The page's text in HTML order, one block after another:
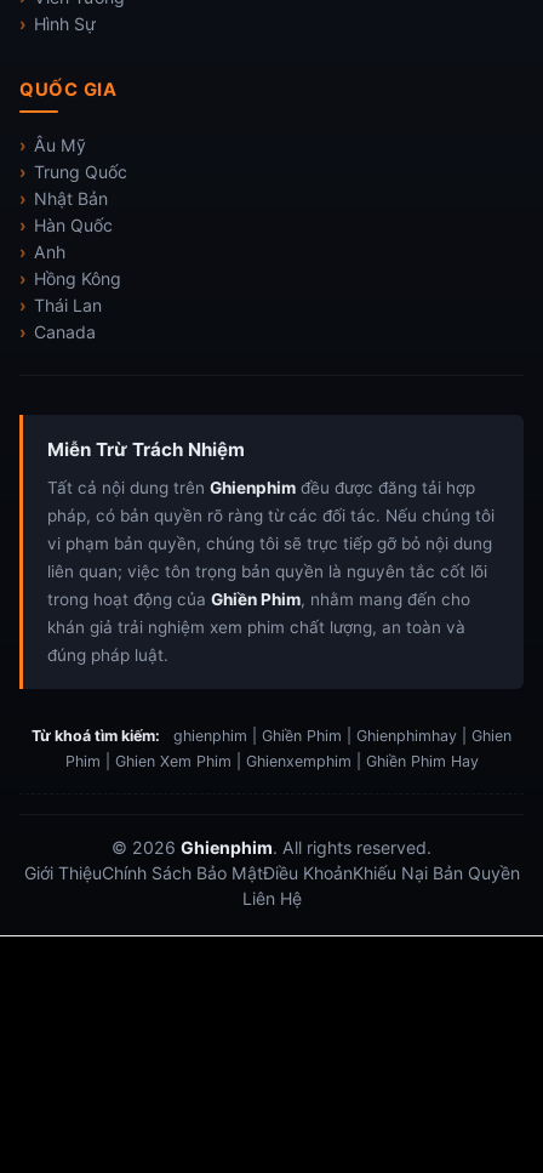
Hình Sự
QUỐC GIA
Âu Mỹ
Trung Quốc
Nhật Bản
Hàn Quốc
Anh
Hồng Kông
Thái Lan
Canada
Miễn Trừ Trách Nhiệm
Tất cả nội dung trên Ghienphim đều được đăng tải hợp
pháp, có bản quyền rõ ràng từ các đối tác. Nếu chúng tôi
vi phạm bản quyền, chúng tôi sẽ trực tiếp gỡ bỏ nội dung
liên quan; việc tôn trọng bản quyền là nguyên tắc cốt lõi
trong hoạt động của Ghiền Phim, nhằm mang đến cho
khán giả trải nghiệm xem phim chất lượng, an toàn và
đúng pháp luật.
Từ khoá tìm kiếm:
ghienphim | Ghiền Phim | Ghienphimhay | Ghien
Phim | Ghien Xem Phim | Ghienxemphim | Ghiền Phim Hay
© 2026 Ghienphim. All rights reserved.
Giới ThiệuChính Sách Bảo MậtĐiều KhoảnKhiếu Nại Bản Quyền
Liên Hệ